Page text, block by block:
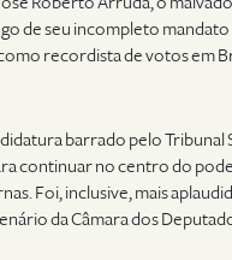
de seu incompleto
recordista de votos em
barrado pelo
continuar no centro do
Foi, inclusive, mais
da Câmara dos